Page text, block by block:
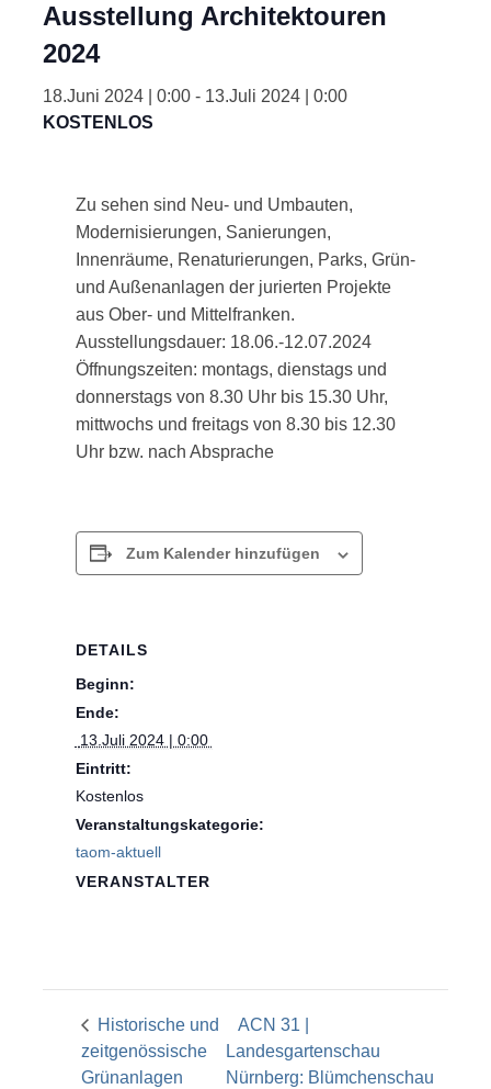
Ausstellung Architektouren
2024
18.Juni 2024 | 0:00- 13.Juli 2024 | 0:00
KOSTENLOS
Zu sehen sind Neu- und Umbauten,
Modernisierungen, Sanierungen,
Innenräume, Renaturierungen, Parks, Grün-
und Außenanlagen der jurierten Projekte
aus Ober- und Mittelfranken.
Ausstellungsdauer: 18.06.-12.07.2024
Öffnungszeiten: montags, dienstags und
donnerstags von 8.30 Uhr bis 15.30 Uhr,
mittwochs und freitags von 8.30 bis 12.30
Uhr bzw. nach Absprache
Zum Kalender hinzufügen
DETAILS
Beginn:
Ende:
13.Juli 2024 | 0:00
Eintritt:
Kostenlos
Veranstaltungskategorie:
taom-aktuell
VERANSTALTER
Historische und
zeitgenössische
Grünanlagen
ACN 31 |
Landesgartenschau
Nürnberg: Blümchenschau